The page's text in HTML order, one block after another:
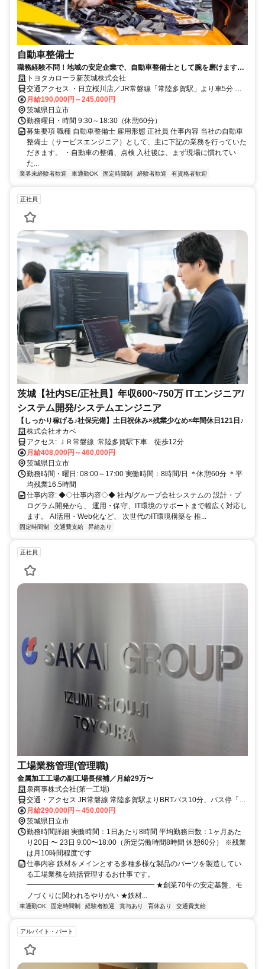
自動車整備士
職務経験不問！地域の安定企業で、自動車整備士として腕を磨けます。
＼年間休日120日／
トヨタカローラ新茨城株式会社
交通アクセス ・日立桜川店／JR常磐線「常陸多賀駅」より車5分 ・
日立滑川店／JR常磐線「日立駅」より車9分
月給190,000円～245,000円
茨城県日立市
勤務曜日・時間 9:30～18:30（休憩60分）
募集要項 職種 自動車整備士 雇用形態 正社員 仕事内容 当社の自動車
整備士（サービスエンジニア）として、主に下記の業務を行っていた
だきます。 ・自動車の整備、点検 入社後は、まず現場に慣れてい
た...
業界未経験者歓迎 車通勤OK 固定時間制 経験者歓迎 有資格者歓迎
正社員
茨城【社内SE/正社員】年収600~750万 ITエンジニア/
システム開発/システムエンジニア
【しっかり稼げる♪社保完備】土日祝休み×残業少なめ×年間休日121日♪
株式会社オカベ
アクセス: ＪＲ常磐線 常陸多賀駅下車 徒歩12分
月給408,000円～460,000円
茨城県日立市
勤務時間・曜日: 08:00～17:00 実働時間：8時間/日 ＊休憩60分 ＊平
均残業16.5時間
仕事内容: ◆◇仕事内容◇◆ 社内/グループ会社システムの 設計・プ
ログラム開発から、 運用・保守、IT環境のサポートまで幅広く対応し
ます。 AI活用・Web化など、 次世代のIT環境構築を 推...
固定時間制 交通費支給 昇給あり
正社員
工場業務管理(管理職)
金属加工工場の副工場長候補／月給29万〜
泉商事株式会社(第一工場)
交通・アクセス JR常磐線 常陸多賀駅よりBRTバス10分、バス停「磯
坪」から徒歩3分
月給290,000円～450,000円
茨城県日立市
勤務時間詳細 実働時間：1日あたり8時間 平均勤務日数：1ヶ月あた
り20日 〜 23日 9:00〜18:00（所定労働時間8時間 休憩60分） ※残業
は月10時間程度です
仕事内容 鉄材をメインとする多種多様な製品のパーツを製造してい
る工場業務を統括管理するお仕事です。
━━━━━━━━━━━━━━━━━━ ★創業70年の安定基盤、モ
ノづくりに関われるやりがい ★鉄材...
車通勤OK 固定時間制 経験者歓迎 賞与あり 育休あり 交通費支給
アルバイト・パート